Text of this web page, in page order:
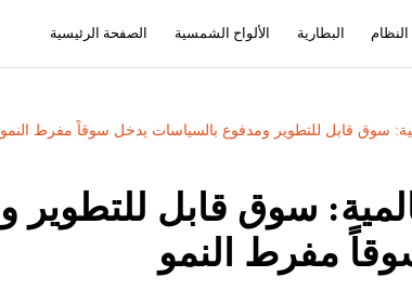
الصفحة الرئيسية الألواح الشمسية البطارية النظام
سوق قابل للتطوير ومدفوع بالسياسات يدخل سوقاً مفرط النمو
مفرط النمو